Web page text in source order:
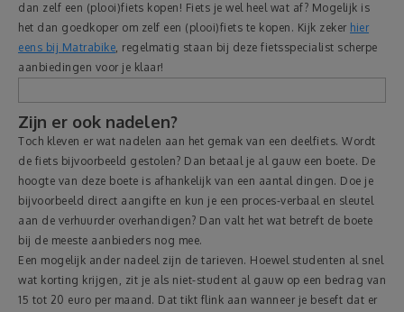
dan zelf een (plooi)fiets kopen! Fiets je wel heel wat af? Mogelijk is
het dan goedkoper om zelf een (plooi)fiets te kopen. Kijk zeker hier
eens bij Matrabike, regelmatig staan bij deze fietsspecialist scherpe
aanbiedingen voor je klaar!
Zijn er ook nadelen?
Toch kleven er wat nadelen aan het gemak van een deelfiets. Wordt
de fiets bijvoorbeeld gestolen? Dan betaal je al gauw een boete. De
hoogte van deze boete is afhankelijk van een aantal dingen. Doe je
bijvoorbeeld direct aangifte en kun je een proces-verbaal en sleutel
aan de verhuurder overhandigen? Dan valt het wat betreft de boete
bij de meeste aanbieders nog mee.
Een mogelijk ander nadeel zijn de tarieven. Hoewel studenten al snel
wat korting krijgen, zit je als niet-student al gauw op een bedrag van
15 tot 20 euro per maand. Dat tikt flink aan wanneer je beseft dat er